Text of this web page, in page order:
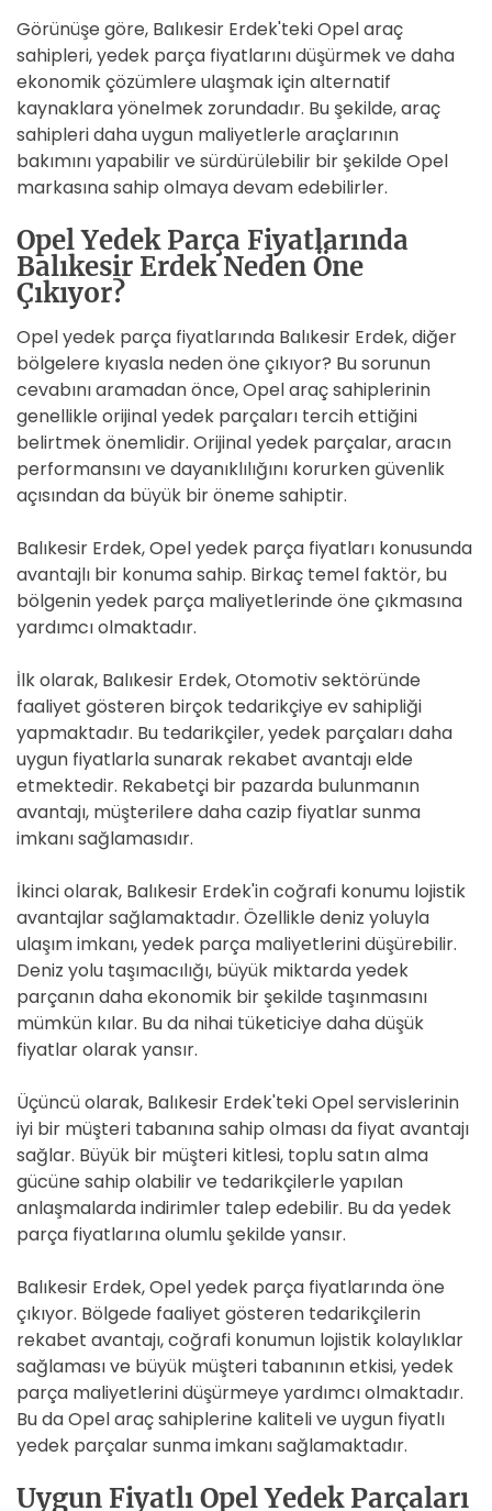
Görünüşe göre, Balıkesir Erdek'teki Opel araç
sahipleri, yedek parça fiyatlarını düşürmek ve daha
ekonomik çözümlere ulaşmak için alternatif
kaynaklara yönelmek zorundadır. Bu şekilde, araç
sahipleri daha uygun maliyetlerle araçlarının
bakımını yapabilir ve sürdürülebilir bir şekilde Opel
markasına sahip olmaya devam edebilirler.
Opel Yedek Parça Fiyatlarında
Balıkesir Erdek Neden Öne
Çıkıyor?
Opel yedek parça fiyatlarında Balıkesir Erdek, diğer
bölgelere kıyasla neden öne çıkıyor? Bu sorunun
cevabını aramadan önce, Opel araç sahiplerinin
genellikle orijinal yedek parçaları tercih ettiğini
belirtmek önemlidir. Orijinal yedek parçalar, aracın
performansını ve dayanıklılığını korurken güvenlik
açısından da büyük bir öneme sahiptir.
Balıkesir Erdek, Opel yedek parça fiyatları konusunda
avantajlı bir konuma sahip. Birkaç temel faktör, bu
bölgenin yedek parça maliyetlerinde öne çıkmasına
yardımcı olmaktadır.
İlk olarak, Balıkesir Erdek, Otomotiv sektöründe
faaliyet gösteren birçok tedarikçiye ev sahipliği
yapmaktadır. Bu tedarikçiler, yedek parçaları daha
uygun fiyatlarla sunarak rekabet avantajı elde
etmektedir. Rekabetçi bir pazarda bulunmanın
avantajı, müşterilere daha cazip fiyatlar sunma
imkanı sağlamasıdır.
İkinci olarak, Balıkesir Erdek'in coğrafi konumu lojistik
avantajlar sağlamaktadır. Özellikle deniz yoluyla
ulaşım imkanı, yedek parça maliyetlerini düşürebilir.
Deniz yolu taşımacılığı, büyük miktarda yedek
parçanın daha ekonomik bir şekilde taşınmasını
mümkün kılar. Bu da nihai tüketiciye daha düşük
fiyatlar olarak yansır.
Üçüncü olarak, Balıkesir Erdek'teki Opel servislerinin
iyi bir müşteri tabanına sahip olması da fiyat avantajı
sağlar. Büyük bir müşteri kitlesi, toplu satın alma
gücüne sahip olabilir ve tedarikçilerle yapılan
anlaşmalarda indirimler talep edebilir. Bu da yedek
parça fiyatlarına olumlu şekilde yansır.
Balıkesir Erdek, Opel yedek parça fiyatlarında öne
çıkıyor. Bölgede faaliyet gösteren tedarikçilerin
rekabet avantajı, coğrafi konumun lojistik kolaylıklar
sağlaması ve büyük müşteri tabanının etkisi, yedek
parça maliyetlerini düşürmeye yardımcı olmaktadır.
Bu da Opel araç sahiplerine kaliteli ve uygun fiyatlı
yedek parçalar sunma imkanı sağlamaktadır.
Uygun Fiyatlı Opel Yedek Parçaları